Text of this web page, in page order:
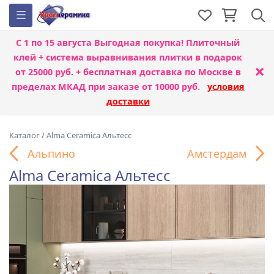
С 1 по 15 августа Выгодная покупка! Плиточный
клей + система выравнивания плитки в подарок
от 25000 руб. + бесплатная доставка по Москве в
пределах МКАД при заказе от 10000 руб. условия
доставки
×
Каталог/Alma Ceramica Альтесс
Альпино Амстердам
Alma Ceramica Альтесс